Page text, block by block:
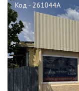
Код - 261044A